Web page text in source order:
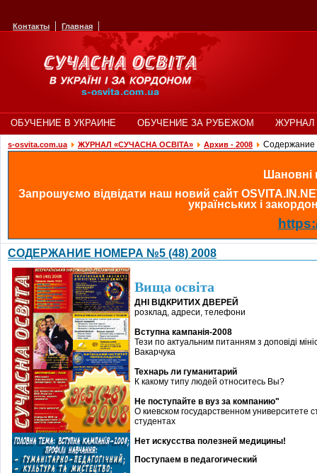
Контакты Главная
ОБУЧЕНИЕ В УКРАИНЕ ОБУЧЕНИЕ ЗА РУБЕЖОМ ЖУРНАЛ
s-osvita.com.ua ЖУРНАЛ «СУЧАСНА ОСВІТА» Архив - 2008
Шановні
Запрошуємо відвідати наш новий сайт
українських і
СОДЕРЖАНИЕ НОМЕРА №5 (48) 2008
Вища освіта
ДНІ ВІДКРИТИХ ДВЕРЕЙ
розклад, адреси, телефони
Вступна кампанія-2008
Тези по актуальним питанням з доповіді
Вакарчука
Технарь ли гуманитарий
К какому типу людей относитесь Вы?
Не поступайте в вуз за компанию"
О киевском государственном университете
студентах
Нет искусства полезней медицины!
Поступаем в педагогический